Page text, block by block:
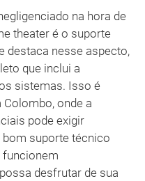
na hora de
theater é o suporte
destaca nesse aspecto,
que inclui a
sistemas. Isso é
onde a
pode exigir
suporte técnico
funcionem
desfrutar de sua